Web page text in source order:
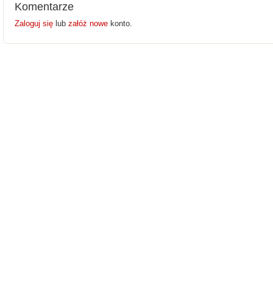
Komentarze
Zaloguj się lub załóż nowe konto.